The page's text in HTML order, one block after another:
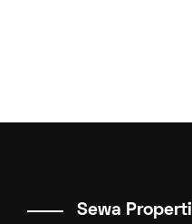
Sewa Properti